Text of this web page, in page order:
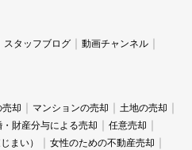
スタッフブログ
動画チャンネル
売却 マンションの売却
土地の売却
・財産分与による売却
任意売却
まい）
女性のための不動産売却